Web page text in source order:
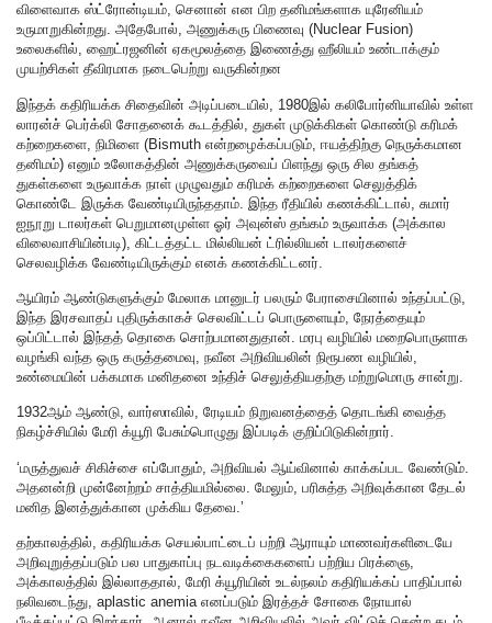
விளைவாக ஸ்ட்ரோன்டியம், செனான் என பிற தனிமங்களாக யுரேனியம்
உருமாறுகின்றது. அதேபோல், அணுக்கரு பிணைவு (Nuclear Fusion)
உலைகளில், ஹைட்ரஜனின் ஏகமூலத்தை இணைத்து ஹீலியம் உண்டாக்கும்
முயற்சிகள் தீவிரமாக நடைபெற்று வருகின்றன
இந்தக் கதிரியக்க சிதைவின் அடிப்படையில், 1980இல் கலிபோர்னியாவில் உள்ள
லாரன்ச் பெர்க்லி சோதனைக் கூடத்தில், துகள் முடுக்கிகள் கொண்டு கரிமக்
கற்றைகளை, நிமிளை (Bismuth என்றழைக்கப்படும், ஈயத்திற்கு நெருக்கமான
தனிமம்) எனும் உலோகத்தின் அணுக்கருவைப் பிளந்து ஒரு சில தங்கத்
துகள்களை உருவாக்க நாள் முழுவதும் கரிமக் கற்றைகளை செலுத்திக்
கொண்டே இருக்க வேண்டியிருந்ததாம். இந்த ரீதியில் கணக்கிட்டால், சுமார்
ஐநூறு டாலர்கள் பெறுமானமுள்ள ஓர் அவுன்ஸ் தங்கம் உருவாக்க (அக்கால
விலைவாசியின்படி), கிட்டத்தட்ட மில்லியன் ட்ரில்லியன் டாலர்களைச்
செலவழிக்க வேண்டியிருக்கும் எனக் கணக்கிட்டனர்.
ஆயிரம் ஆண்டுகளுக்கும் மேலாக மானுடர் பலரும் பேராசையினால் உந்தப்பட்டு,
இந்த இரசவாதப் புதிருக்காகச் செலவிட்டப் பொருளையும், நேரத்தையும்
ஒப்பிட்டால் இந்தத் தொகை சொற்பமானதுதான். மரபு வழியில் மறைபொருளாக
வழங்கி வந்த ஒரு கருத்தமைவு, நவீன அறிவியலின் நிரூபண வழியில்,
உண்மையின் பக்கமாக மனிதனை உந்திச் செலுத்தியதற்கு மற்றுமொரு சான்று.
1932ஆம் ஆண்டு, வார்ஸாவில், ரேடியம் நிறுவனத்தைத் தொடங்கி வைத்த
நிகழ்ச்சியில் மேரி க்யூரி பேசும்பொழுது இப்படிக் குறிப்பிடுகின்றார்.
‘மருத்துவச் சிகிச்சை எப்போதும், அறிவியல் ஆய்வினால் காக்கப்பட வேண்டும்.
அதனன்றி முன்னேற்றம் சாத்தியமில்லை. மேலும், பரிசுத்த அறிவுக்கான தேடல்
மனித இனத்துக்கான முக்கிய தேவை.’
தற்காலத்தில், கதிரியக்க செயல்பாட்டைப் பற்றி ஆராயும் மாணவர்களிடையே
அறிவுறுத்தப்படும் பல பாதுகாப்பு நடவடிக்கைகளைப் பற்றிய பிரக்ஞை,
அக்காலத்தில் இல்லாததால், மேரி க்யூரியின் உடல்நலம் கதிரியக்கப் பாதிப்பால்
நலிவடைந்து, aplastic anemia எனப்படும் இரத்தச் சோகை நோயால்